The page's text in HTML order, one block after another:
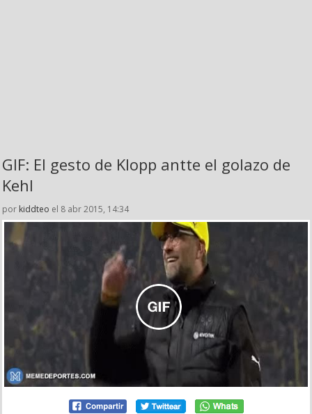
GIF: El gesto de Klopp antte el golazo de
Kehl
por kiddteo el 8 abr 2015, 14:34